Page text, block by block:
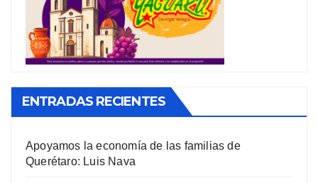
ENTRADAS RECIENTES
Apoyamos la economía de las familias de
Querétaro: Luis Nava